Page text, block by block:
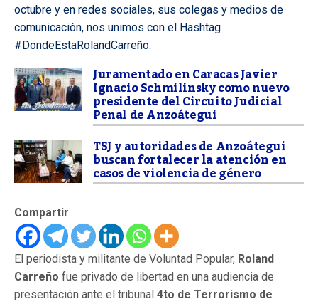
octubre y en redes sociales, sus colegas y medios de
comunicación, nos unimos con el Hashtag
#DondeEstaRolandCarreño.
Juramentado en Caracas Javier
Ignacio Schmilinsky como nuevo
presidente del Circuito Judicial
Penal de Anzoátegui
TSJ y autoridades de Anzoátegui
buscan fortalecer la atención en
casos de violencia de género
Compartir
El periodista y militante de Voluntad Popular, Roland
Carreño fue privado de libertad en una audiencia de
presentación ante el tribunal 4to de Terrorismo de